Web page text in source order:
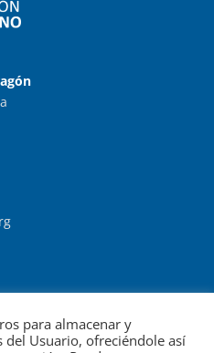
para almacenar y
Usuario, ofreciéndole así